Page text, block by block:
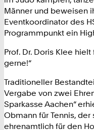
Männer und beweisen
Eventkoordinator des
Programmpunkt ein
Prof. Dr. Doris Klee
gerne!“
Traditioneller
Vergabe von zwei
Sparkasse Aachen“
Obmann für Tennis,
ehrenamtlich für den